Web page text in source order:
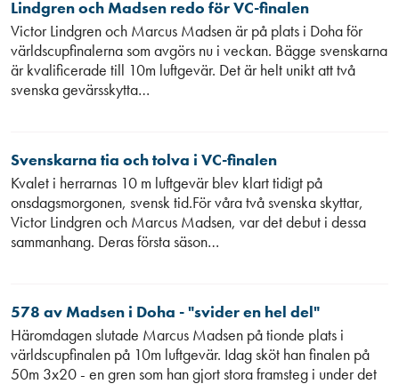
Lindgren och Madsen redo för VC-finalen
Victor Lindgren och Marcus Madsen är på plats i Doha för
världscupfinalerna som avgörs nu i veckan. Bägge svenskarna
är kvalificerade till 10m luftgevär. Det är helt unikt att två
svenska gevärsskytta…
Svenskarna tia och tolva i VC-finalen
Kvalet i herrarnas 10 m luftgevär blev klart tidigt på
onsdagsmorgonen, svensk tid.För våra två svenska skyttar,
Victor Lindgren och Marcus Madsen, var det debut i dessa
sammanhang. Deras första säson…
578 av Madsen i Doha - "svider en hel del"
Häromdagen slutade Marcus Madsen på tionde plats i
världscupfinalen på 10m luftgevär. Idag sköt han finalen på
50m 3x20 - en gren som han gjort stora framsteg i under det